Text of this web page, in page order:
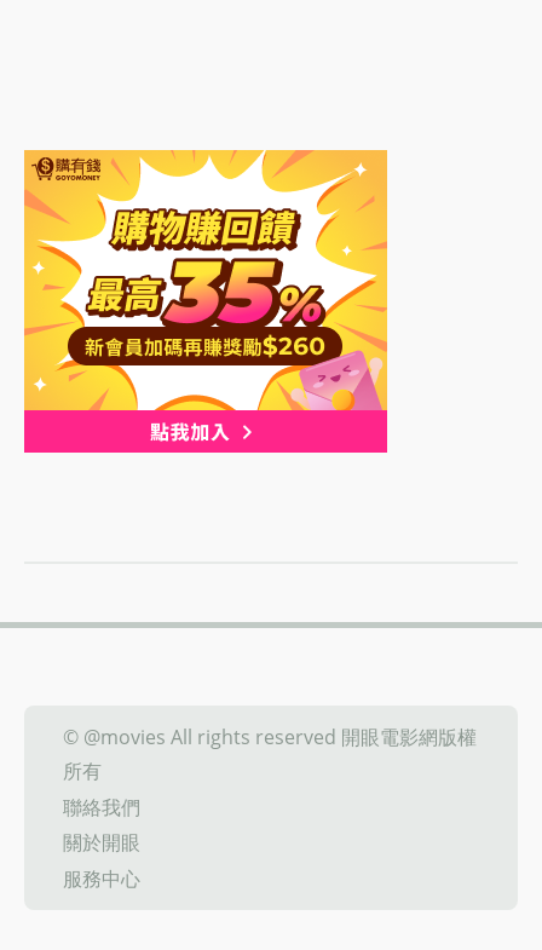
© @movies All rights reserved 開眼電影網版權
所有
聯絡我們
關於開眼
服務中心